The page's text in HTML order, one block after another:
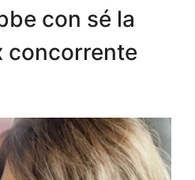
con sé la
concorrente